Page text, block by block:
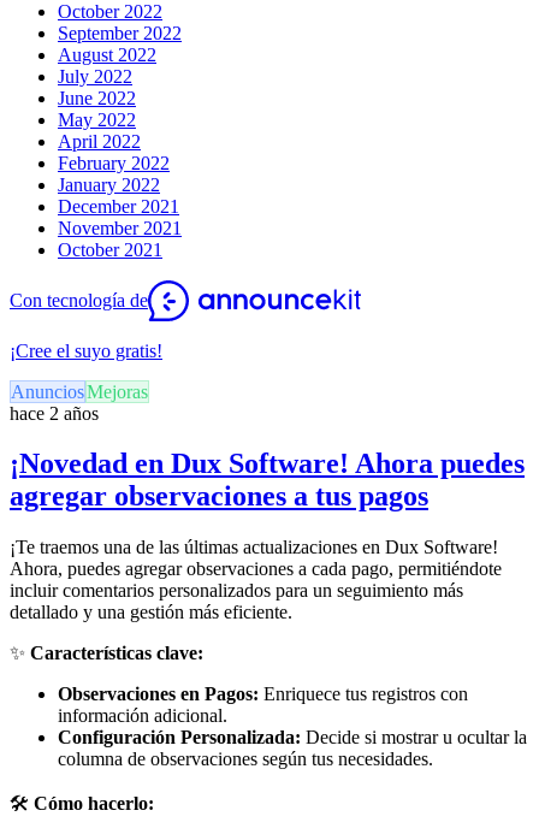
October 2022
September 2022
August 2022
July 2022
June 2022
May 2022
April 2022
February 2022
January 2022
December 2021
November 2021
October 2021
Con tecnología de
¡Cree el suyo gratis!
AnunciosMejoras
hace 2 años
¡Novedad en Dux Software! Ahora puedes
agregar observaciones a tus pagos
¡Te traemos una de las últimas actualizaciones en Dux Software!
Ahora, puedes agregar observaciones a cada pago, permitiéndote
incluir comentarios personalizados para un seguimiento más
detallado y una gestión más eficiente.
✨ Características clave:
Observaciones en Pagos: Enriquece tus registros con
información adicional.
Configuración Personalizada: Decide si mostrar u ocultar la
columna de observaciones según tus necesidades.
🛠️ Cómo hacerlo: